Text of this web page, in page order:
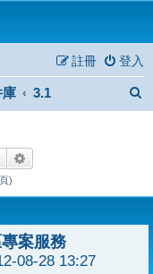
登入
註冊
庫 3.1
搜尋
頁)
案服務
08-28 13:27